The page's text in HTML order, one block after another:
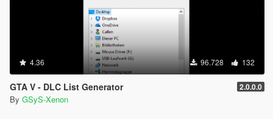
4.36 96.728 132
GTA V - DLC List Generator 2.0.0.0
By GSyS-Xenon